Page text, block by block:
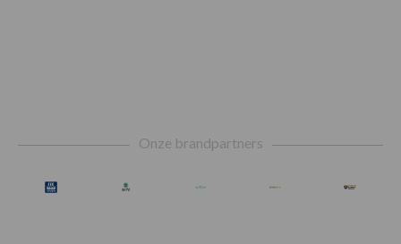
Onze brandpartners